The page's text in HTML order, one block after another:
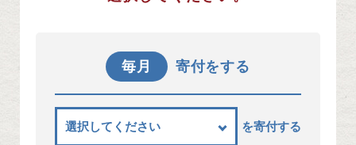
毎月 寄付をする
を寄付する